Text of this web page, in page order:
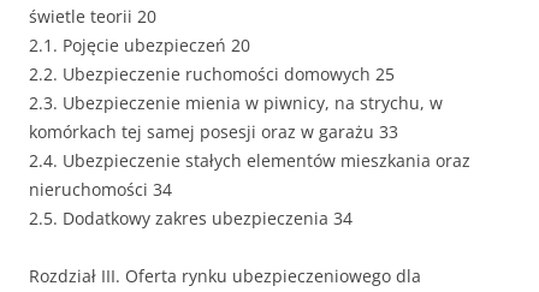
świetle teorii 20
2.1. Pojęcie ubezpieczeń 20
2.2. Ubezpieczenie ruchomości domowych 25
2.3. Ubezpieczenie mienia w piwnicy, na strychu, w
komórkach tej samej posesji oraz w garażu 33
2.4. Ubezpieczenie stałych elementów mieszkania oraz
nieruchomości 34
2.5. Dodatkowy zakres ubezpieczenia 34
Rozdział III. Oferta rynku ubezpieczeniowego dla